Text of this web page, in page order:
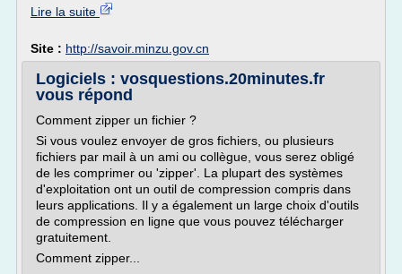
Lire la suite
Site : http://savoir.minzu.gov.cn
Logiciels : vosquestions.20minutes.fr
vous répond
Comment zipper un fichier ?
Si vous voulez envoyer de gros fichiers, ou plusieurs
fichiers par mail à un ami ou collègue, vous serez obligé
de les comprimer ou 'zipper'. La plupart des systèmes
d'exploitation ont un outil de compression compris dans
leurs applications. Il y a également un large choix d'outils
de compression en ligne que vous pouvez télécharger
gratuitement.
Comment zipper...